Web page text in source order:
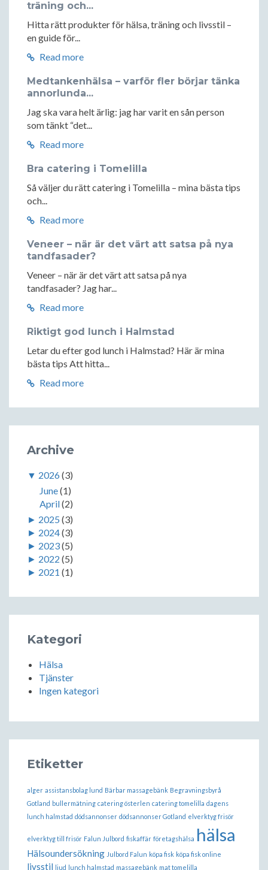
träning och...
Hitta rätt produkter för hälsa, träning och livsstil –
en guide för...
Read more
Medtankenhälsa – varför fler börjar tänka
annorlunda...
Jag ska vara helt ärlig: jag har varit en sån person
som tänkt “det...
Read more
Bra catering i Tomelilla
Så väljer du rätt catering i Tomelilla – mina bästa tips
och...
Read more
Veneer – när är det värt att satsa på nya
tandfasader?
Veneer – när är det värt att satsa på nya
tandfasader? Jag har...
Read more
Riktigt god lunch i Halmstad
Letar du efter god lunch i Halmstad? Här är mina
bästa tips Att hitta...
Read more
Archive
▼ 2026(3)
June(1)
April(2)
► 2025 (3)
► 2024(3)
► 2023(5)
► 2022 (5)
► 2021 (1)
Kategori
Hälsa
Tjänster
Ingen kategori
Etiketter
alger assistansbolag lund Bärbar massagebänk Begravningsbyrå
Gotland bullermätning catering österlen catering tomelilla dagens
lunch halmstad dödsannonser dödsannonser Gotland elverktyg frisör
elverktyg till frisör Falun Julbord fiskaffär företagshälsa hälsa
Hälsoundersökning Julbord Falun köpa fisk köpa fisk online
livsstil ljud lunch halmstad massagebänk mat tomelilla